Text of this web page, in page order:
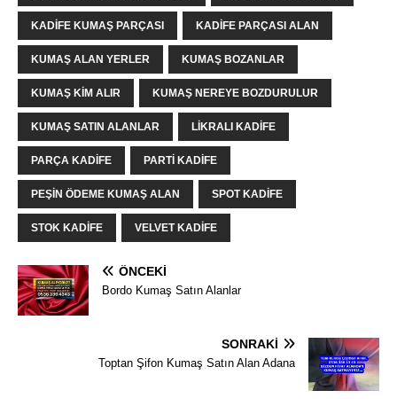
KADIFE KUMAŞ PARÇASI KADIFE PARÇASI ALAN
KUMAŞ ALAN YERLER KUMAŞ BOZANLAR
KUMAŞ KIM ALIR KUMAŞ NEREYE BOZDURULUR
KUMAŞ SATIN ALANLAR LIKRALI KADIFE
PARÇA KADIFE PARTI KADIFE
PEŞIN ÖDEME KUMAŞ ALAN SPOT KADIFE
STOK KADIFE VELVET KADIFE
ÖNCEKI
Bordo Kumaş Satın Alanlar
SONRAKI
Toptan Şifon Kumaş Satın Alan Adana